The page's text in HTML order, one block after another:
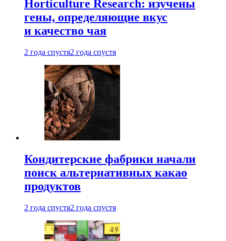
Horticulture Research: изучены
гены, определяющие вкус
и качество чая
2 года спустя2 года спустя
Кондитерские фабрики начали
поиск альтернативных какао
продуктов
2 года спустя2 года спустя